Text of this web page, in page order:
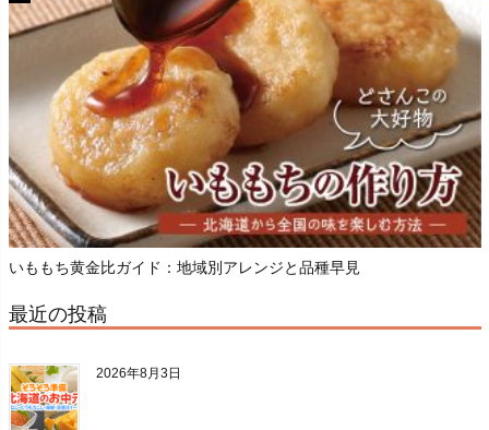
いももち黄金比ガイド：地域別アレンジと品種早見
最近の投稿
2026年8月3日